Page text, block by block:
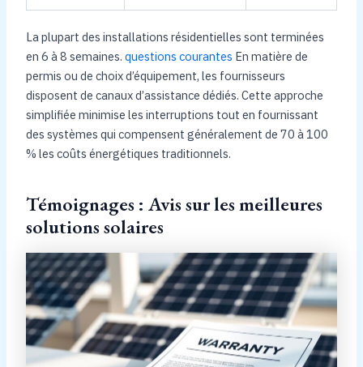
La plupart des installations résidentielles sont terminées
en 6 à 8 semaines. questions courantes En matière de
permis ou de choix d’équipement, les fournisseurs
disposent de canaux d’assistance dédiés. Cette approche
simplifiée minimise les interruptions tout en fournissant
des systèmes qui compensent généralement de 70 à 100
% les coûts énergétiques traditionnels.
Témoignages : Avis sur les meilleures
solutions solaires